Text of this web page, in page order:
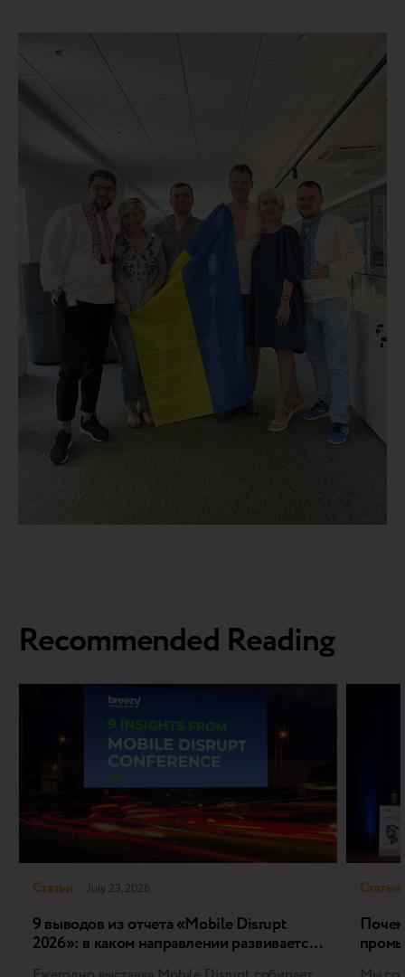
Recommended Reading
Статьи July 23, 2026
9 выводов из отчета «Mobile Disrupt
2026»: в каком направлении развивается
мировой рынок Trade-in и Refurbished
Статьи